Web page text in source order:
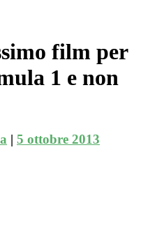
film per
1 e non
| 5 ottobre 2013